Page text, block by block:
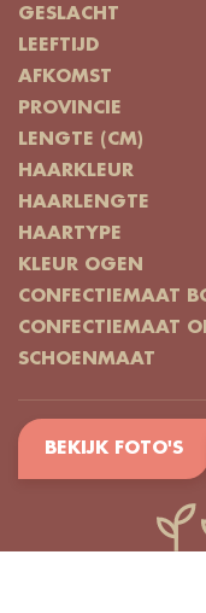
GESLACHT
LEEFTIJD
AFKOMST
PROVINCIE
LENGTE (CM)
HAARKLEUR
HAARLENGTE
HAARTYPE
KLEUR OGEN
CONFECTIEMAAT
CONFECTIEMAAT
SCHOENMAAT
BEKIJK FOTO'S